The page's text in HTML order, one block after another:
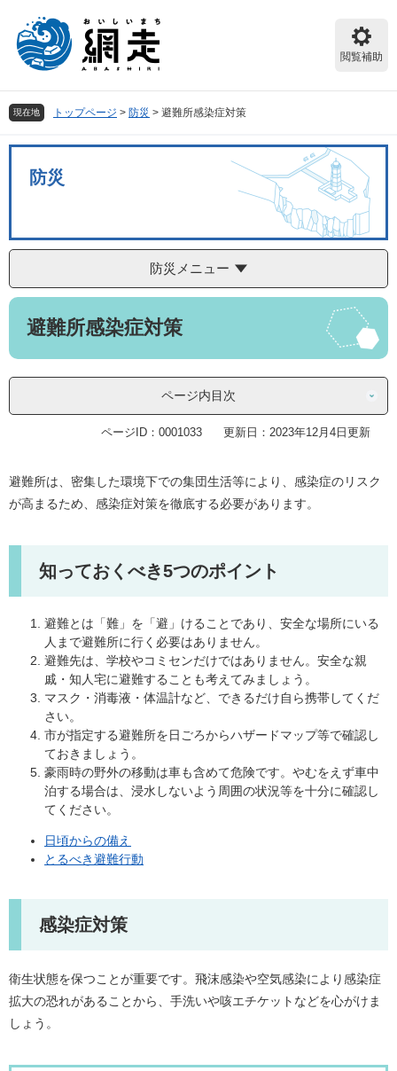
頭
で
飛
ば
閲覧補助
現在地 トップページ > 防災 > 避難所感染症対策
防災
防災メニュー
本
避難所感染症対策
ページ内目次
ページID：0001033 更新日：2023年12月4日更新
避難所は、密集した環境下での集団生活等により、感染症のリスク
が高まるため、感染症対策を徹底する必要があります。
知っておくべき5つのポイント
避難とは「難」を「避」けることであり、安全な場所にいる
人まで避難所に行く必要はありません。
避難先は、学校やコミセンだけではありません。安全な親
戚・知人宅に避難することも考えてみましょう。
マスク・消毒液・体温計など、できるだけ自ら携帯してくだ
さい。
市が指定する避難所を日ごろからハザードマップ等で確認し
ておきましょう。
豪雨時の野外の移動は車も含めて危険です。やむをえず車中
泊する場合は、浸水しないよう周囲の状況等を十分に確認し
てください。
日頃からの備え
とるべき避難行動
感染症対策
衛生状態を保つことが重要です。飛沫感染や空気感染により感染症
拡大の恐れがあることから、手洗いや咳エチケットなどを心がけま
しょう。